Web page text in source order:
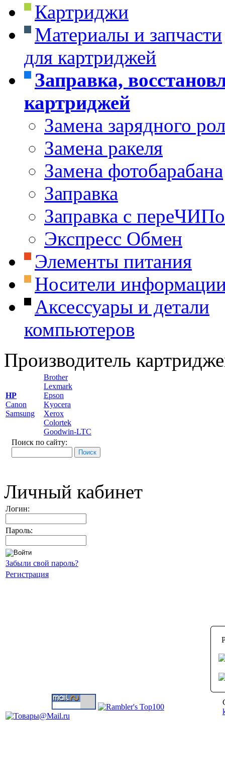
Картриджи
Материалы и запчасти
для картриджей
Заправка,
картриджей
Замена зарядного
Замена ракеля
Замена фотобарабана
Заправка
Заправка с
Экспресс Обмен
Элементы питания
Носители
Аксессуары и детали
компьютеров
Производитель
HP
Canon
Samsung
Brother
Lexmark
Epson
Kyocera
Xerox
Colortek
Goodwin-LTC
Поиск по сайту:
Личный кабинет
Логин:
Пароль:
Забыли свой пароль?
Регистрация